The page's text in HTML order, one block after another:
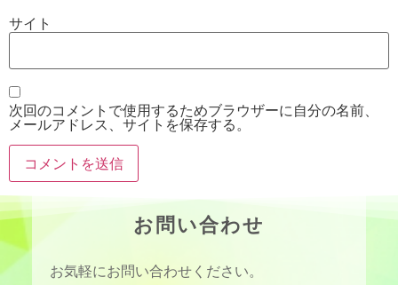
サイト
次回のコメントで使用するためブラウザーに自分の名前、
メールアドレス、サイトを保存する。
お問い合わせ
お気軽にお問い合わせください。